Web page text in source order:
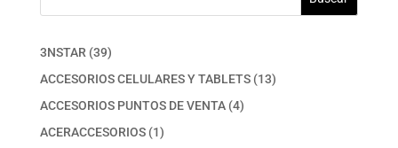
3NSTAR 3939
productos
ACCESORIOS CELULARES Y TABLETS 1313
ACCESORIOS PUNTOS DE VENTA 44
ACERACCESORIOS 11